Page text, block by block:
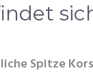
Spitze